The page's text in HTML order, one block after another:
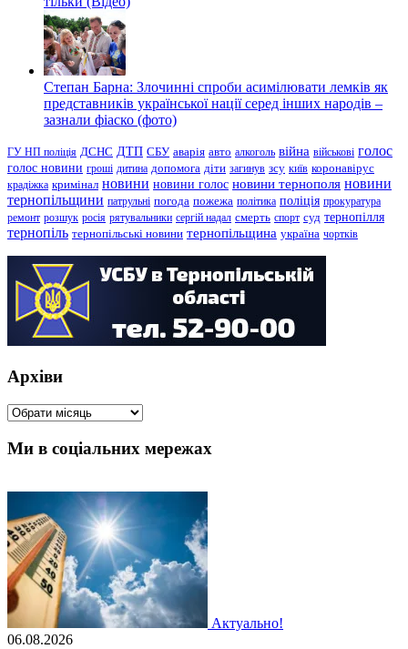
Степан Барна: Злочинні спроби асимілювати лемків як
представників української нації серед інших народів –
зазнали фіаско (фото)
ГУ НП поліція ДСНС ДТП СБУ аварія авто алкоголь війна військові голос
голос новини гроші дитина допомога діти загинув зсу київ коронавірус
крадіжка кримінал новини новини голос новини тернополя новини
тернопільщини патрульні погода пожежа політика поліція прокуратура
ремонт розшук росія рятувальники сергій надал смерть спорт суд тернопілля
тернопіль тернопільські новини тернопільщина україна чортків
Архіви
Архіви
Ми в соціальних мережах
Актуально!
06.08.2026